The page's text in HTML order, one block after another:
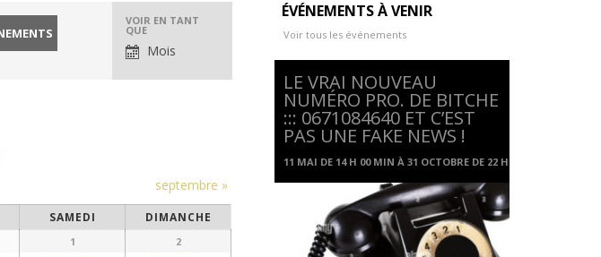
Navigation
par
l'affichage
des
VOIR EN TANT
QUE
Mois
septembre »
SAMEDI DIMANCHE
1
2
ÉVÉNEMENTS À VENIR
Voir tous les événements
LE VRAI NOUVEAU
NUMÉRO PRO. DE BITCHE
::: 0671084640 ET C’EST
PAS UNE FAKE NEWS !
11 MAI DE 14 H 00 MIN À 31 OCTOBRE DE 22 H 00 MIN